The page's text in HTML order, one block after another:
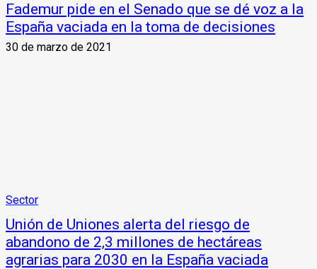
Fademur pide en el Senado que se dé voz a la
España vaciada en la toma de decisiones
30 de marzo de 2021
Sector
Unión de Uniones alerta del riesgo de
abandono de 2,3 millones de hectáreas
agrarias para 2030 en la España vaciada